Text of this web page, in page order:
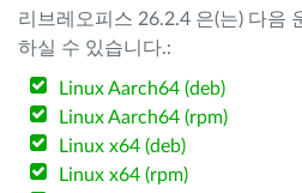
리브레오피스 26.2.4 은(는) 다음
하실 수 있습니다.:
Linux Aarch64 (deb)
Linux Aarch64 (rpm)
Linux x64 (deb)
Linux x64 (rpm)